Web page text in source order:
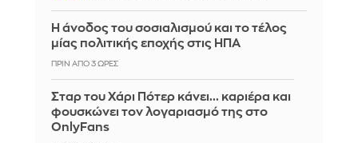
Η άνοδος του σοσιαλισμού και το τέλος
μίας πολιτικής εποχής στις ΗΠΑ
ΠΡΙΝ ΑΠΌ 3 ΏΡΕΣ
Σταρ του Χάρι Πότερ κάνει... καριέρα και
φουσκώνει τον λογαριασμό της στο
OnlyFans